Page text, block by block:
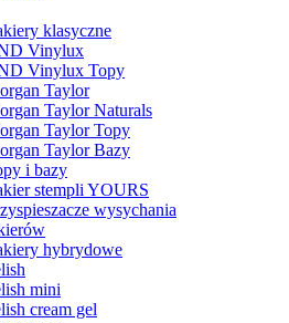
klasyczne
Vinylux
Vinylux Topy
Taylor
Taylor Naturals
Taylor Topy
Taylor Bazy
i bazy
stempli YOURS
wysychania
hybrydowe
mini
cream gel